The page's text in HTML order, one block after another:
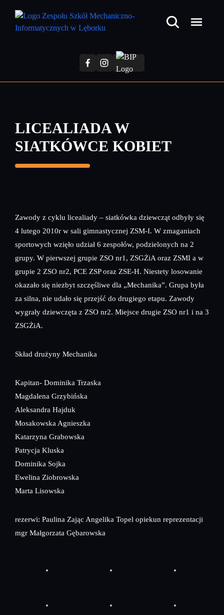
treści
LICEALIADA W
SIATKÓWCE KOBIET
Zawody z cyklu licealiady – siatkówka dziewcząt odbyły się
4 lutego 2010r w sali gimnastycznej ZSM-I. W zmaganiach
sportowych wzięło udział 6 zespołów, podzielonych na 2
grupy. W pierwszej grupie ZSO nr1, ZSGŻiA oraz ZSMI a w
grupie 2 ZSO nr2, PCE ZSP oraz ZSE-H. Niestety losowanie
okazało się niezbyt szczęśliwe dla „Mechanika”. Grupa była
za silna, nie udało się przejść do drugiego etapu. Zawody
wygrały dziewczęta z ZSO nr2. Miejsce drugie ZSO nr1 i na 3
ZSGŻiA.
Skład drużyny Mechanika
Kapitan- Dominika Trzaska
Magdalena Grzybińska
Aleksandra Hajduk
Mosakowska Agnieszka
Katarzyna Grabowska
Patrycja Kluska
Dominika Sojka
Ewelina Ziobrowska
Marta Lisowska
rezerwi: Paulina Zając Angelika Topel opiekun reprezentacji
mgr Małgorzata Gębarowska